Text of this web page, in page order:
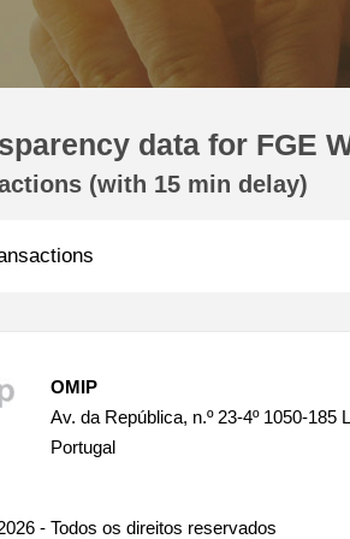
data for FGE
(with 15 min delay)
OMIP
Av. da República, n.º 23-4º 1050-185
Portugal
- Todos os direitos reservados